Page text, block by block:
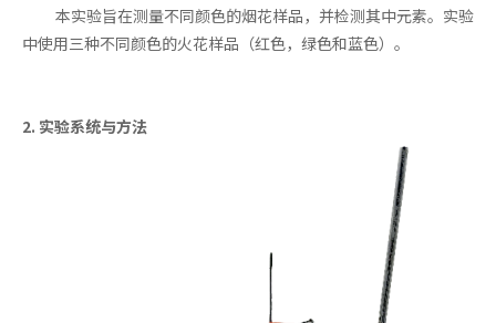
本实验旨在测量不同颜色的烟花样品，并检测其中元素。实验
中使用三种不同颜色的火花样品（红色，绿色和蓝色）。
2. 实验系统与方法